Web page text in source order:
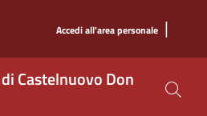
Accedi all'area personale |
Castelnuovo Don